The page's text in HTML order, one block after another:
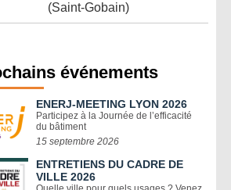
(Saint-Gobain)
événements
ENERJ-MEETING LYON 2026
Participez à la Journée de l’efficacité
du bâtiment
15 septembre 2026
ENTRETIENS DU CADRE DE
VILLE 2026